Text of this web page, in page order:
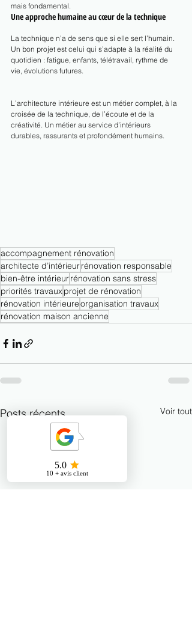
mais fondamental.
Une approche humaine au cœur de la technique
La technique n’a de sens que si elle sert l’humain.
Un bon projet est celui qui s’adapte à la réalité du
quotidien : fatigue, enfants, télétravail, rythme de
vie, évolutions futures.
L’architecture intérieure est un métier complet, à la
croisée de la technique, de l’écoute et de la
créativité. Un métier au service d’intérieurs
durables, rassurants et profondément humains.
accompagnement rénovation
architecte d’intérieurrénovation responsable
bien-être intérieurrénovation sans stress
priorités travauxprojet de rénovation
rénovation intérieureorganisation travaux
rénovation maison ancienne
Posts récents Voir tout